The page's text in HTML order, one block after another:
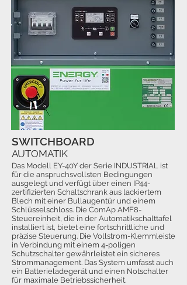
Das Modell EY-40Y der Serie INDUSTRIAL ist
für die anspruchsvollsten Bedingungen
ausgelegt und verfügt über einen IP44-
zertifizierten Schaltschrank aus lackiertem
Blech mit einer Bullaugentür und einem
Schlüsselschloss. Die ComAp AMF8-
Steuereinheit, die in der Automatikschalttafel
installiert ist, bietet eine fortschrittliche und
präzise Steuerung. Die Vollstrom-Klemmleiste
in Verbindung mit einem 4-poligen
Schutzschalter gewährleistet ein sicheres
Strommanagement. Das System umfasst auch
ein Batterieladegerät und einen Notschalter
für maximale Betriebssicherheit.
SWITCHBOARD
AUTOMATIK